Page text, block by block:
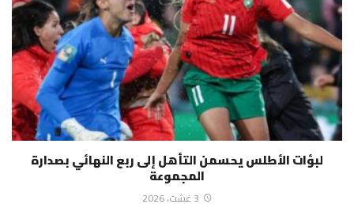
لبؤات الأطلس يحسمن التأهل إلى ربع النهائي بصدارة
المجموعة
3 غشت، 2026